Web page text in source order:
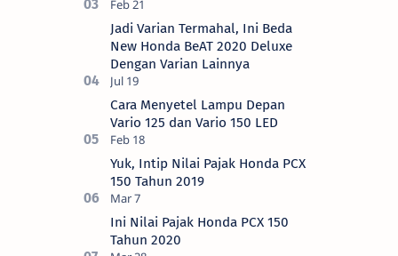
Jadi Varian Termahal, Ini Beda
New Honda BeAT 2020 Deluxe
Dengan Varian Lainnya
Cara Menyetel Lampu Depan
Vario 125 dan Vario 150 LED
Yuk, Intip Nilai Pajak Honda PCX
150 Tahun 2019
Ini Nilai Pajak Honda PCX 150
Tahun 2020